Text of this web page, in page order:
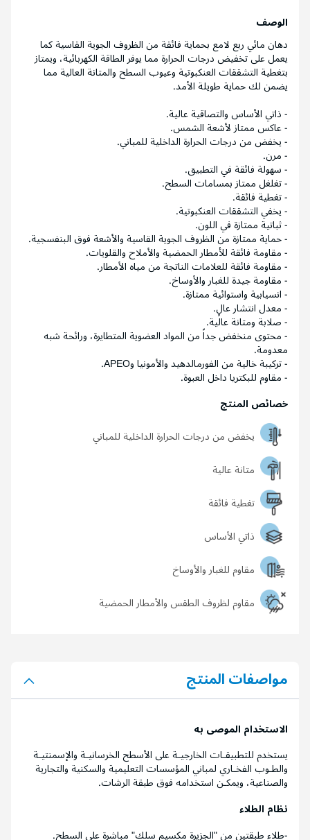
الوصف
دهان مائي ربع لامع بحماية فائقة من الظروف الجوية القاسية كما
يعمل على تخفيض درجات الحرارة مما يوفر الطاقة الكهربائية، ويمتاز
بتغطية التشققات العنكبوتية وعيوب السطح والمتانة العالية مما
يضمن لك حماية طويلة الأمد.
- ذاتي الأساس والتصاقية عالية.
- عاكس ممتاز لأشعة الشمس.
- يخفض من درجات الحرارة الداخلية للمباني.
- مرن.
- سهولة فائقة في التطبيق.
- تغلغل ممتاز بمسامات السطح.
- تغطية فائقة.
- يخفي التشققات العنكبوتية.
- ثباتية ممتازة في اللون.
- حماية ممتازة من الظروف الجوية القاسية والأشعة فوق البنفسجية.
- مقاومة فائقة للأمطار الحمضية والأملاح والقلويات.
- مقاومة فائقة للعلامات الناتجة من مياه الأمطار.
- مقاومة جيدة للغبار والأوساخ.
- انسيابية واستوائية ممتازة.
- معدل انتشار عالٍ.
- صلابة ومتانة عالية.
- محتوى منخفض جداً من المواد العضوية المتطايرة، ورائحة شبه
معدومة.
- تركيبة خالية من الفورمالدهيد والأمونيا وAPEO.
- مقاوم للبكتريا داخل العبوة.
خصائص المنتج
يخفض من درجات الحرارة الداخلية للمباني
متانة عالية
تغطية فائقة
ذاتي الأساس
مقاوم للغبار والأوساخ
مقاوم لظروف الطقس والأمطار الحمضية
مواصفات المنتج
الاستخدام الموصى به
يستخدم للتطبيقـات الخارجيـة على الأسطح الخرسانيـة والإسمنتيـة
والطـوب الفخـاري لمباني المؤسسات التعليمية والسكنية والتجارية
والصناعية، ويمكـن استخدامه فوق طبقة الرشات.
نظام الطلاء
-طلاء طبقتين من "الجزيرة مكسيم سلك" مباشرة على السطح.